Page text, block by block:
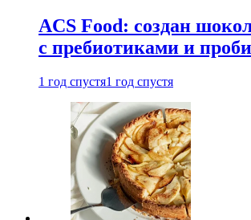
ACS Food: создан
с пребиотиками и
1 год спустя1 год спустя